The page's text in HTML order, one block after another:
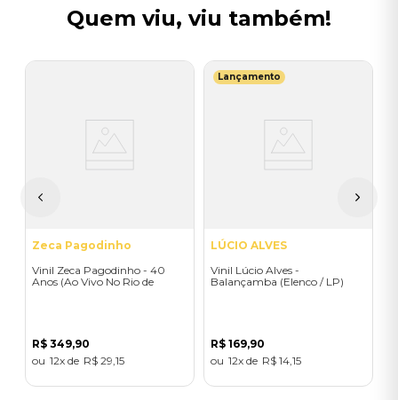
Quem viu, viu também!
Zeca Pagodinho
Vinil Zeca Pagodinho - 40
Anos (Ao Vivo No Rio de
R$ 349,90
12
R$ 29 15
Lançamento
LÚCIO ALVES
Vinil Lúcio Alves -
Balançamba (Elenco / LP)
R$ 169,90
12
R$ 14 15